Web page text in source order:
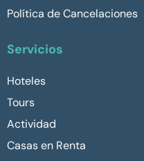
Política de Cancelaciones
Servicios
Hoteles
Tours
Actividad
Casas en Renta